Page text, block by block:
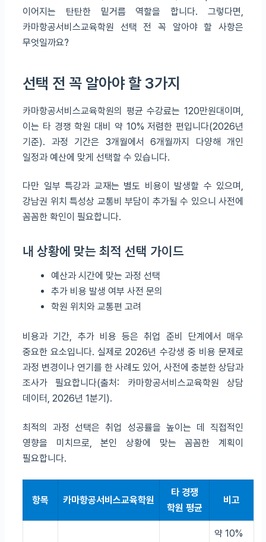
이어지는 탄탄한 밑거름 역할을 합니다. 그렇다면,
카마항공서비스교육학원 선택 전 꼭 알아야 할 사항은
무엇일까요?
선택 전 꼭 알아야 할 3가지
카마항공서비스교육학원의 평균 수강료는 120만원대이며,
이는 타 경쟁 학원 대비 약 10% 저렴한 편입니다(2026년
기준). 과정 기간은 3개월에서 6개월까지 다양해 개인
일정과 예산에 맞게 선택할 수 있습니다.
다만 일부 특강과 교재는 별도 비용이 발생할 수 있으며,
강남권 위치 특성상 교통비 부담이 추가될 수 있으니 사전에
꼼꼼한 확인이 필요합니다.
내 상황에 맞는 최적 선택 가이드
예산과 시간에 맞는 과정 선택
추가 비용 발생 여부 사전 문의
학원 위치와 교통편 고려
비용과 기간, 추가 비용 등은 취업 준비 단계에서 매우
중요한 요소입니다. 실제로 2026년 수강생 중 비용 문제로
과정 변경이나 연기를 한 사례도 있어, 사전에 충분한 상담과
조사가 필요합니다(출처: 카마항공서비스교육학원 상담
데이터, 2026년 1분기).
최적의 과정 선택은 취업 성공률을 높이는 데 직접적인
영향을 미치므로, 본인 상황에 맞는 꼼꼼한 계획이
필요합니다.
항목 카마항공서비스교육학원
타 경쟁
학원 평균
비고
약 10%